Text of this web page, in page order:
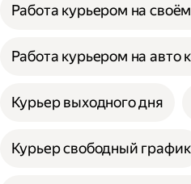
Работа курьером на
Работа курьером на авто
Курьер выходного дня
Курьер свободный график